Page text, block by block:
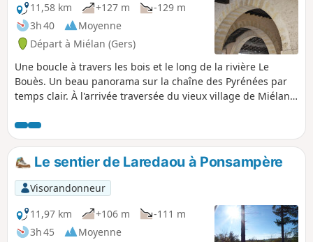
11,58 km
+127 m
-129 m
3h 40
Moyenne
Départ à Miélan (Gers)
Une boucle à travers les bois et le long de la rivière Le
Bouès. Un beau panorama sur la chaîne des Pyrénées par
temps clair. À l'arrivée traversée du vieux village de Miélan
Le sentier de Laredaou à Ponsampère
Visorandonneur
11,97 km
+106 m
-111 m
3h 45
Moyenne